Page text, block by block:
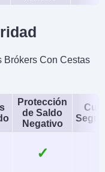
Quantower
Automatizado
Loss Garantizado
Brókers Con Cestas
Protección
de Saldo
Negativo
✓